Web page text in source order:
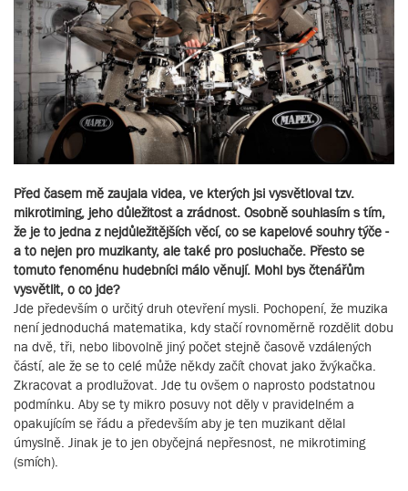
Před časem mě zaujala videa, ve kterých jsi vysvětloval tzv.
mikrotiming, jeho důležitost a zrádnost. Osobně souhlasím s tím,
že je to jedna z nejdůležitějších věcí, co se kapelové souhry týče -
a to nejen pro muzikanty, ale také pro posluchače. Přesto se
tomuto fenoménu hudebníci málo věnují. Mohl bys čtenářům
vysvětlit, o co jde?
Jde především o určitý druh otevření mysli. Pochopení, že muzika
není jednoduchá matematika, kdy stačí rovnoměrně rozdělit dobu
na dvě, tři, nebo libovolně jiný počet stejně časově vzdálených
částí, ale že se to celé může někdy začít chovat jako žvýkačka.
Zkracovat a prodlužovat. Jde tu ovšem o naprosto podstatnou
podmínku. Aby se ty mikro posuvy not děly v pravidelném a
opakujícím se řádu a především aby je ten muzikant dělal
úmyslně. Jinak je to jen obyčejná nepřesnost, ne mikrotiming
(smích).